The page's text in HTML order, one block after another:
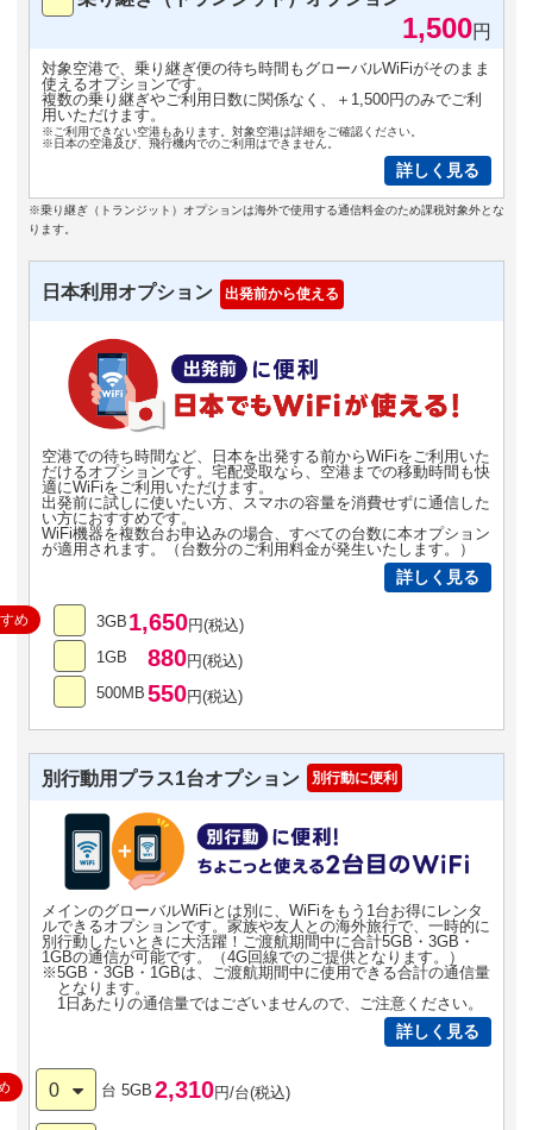
1,500円
対象空港で、乗り継ぎ便の待ち時間もグローバルWiFiがそのまま
使えるオプションです。
複数の乗り継ぎやご利用日数に関係なく、＋1,500円のみでご利
用いただけます。
※ご利用できない空港もあります。対象空港は詳細をご確認ください。
※日本の空港及び、飛行機内でのご利用はできません。
詳しく見る
※乗り継ぎ（トランジット）オプションは海外で使用する通信料金のため課税対象外とな
ります。
日本利用オプション 出発前から使える
空港での待ち時間など、日本を出発する前からWiFiをご利用いた
だけるオプションです。宅配受取なら、空港までの移動時間も快
適にWiFiをご利用いただけます。
出発前に試しに使いたい方、スマホの容量を消費せずに通信した
い方におすすめです。
WiFi機器を複数台お申込みの場合、すべての台数に本オプション
が適用されます。（台数分のご利用料金が発生いたします。）
詳しく見る
3GB 1,650円(税込)
め
1GB 880円(税込)
500MB 550円(税込)
別行動用プラス1台オプション 別行動に便利
メインのグローバルWiFiとは別に、WiFiをもう1台お得にレンタ
ルできるオプションです。家族や友人との海外旅行で、一時的に
別行動したいときに大活躍！ご渡航期間中に合計5GB・3GB・
1GBの通信が可能です。（4G回線でのご提供となります。）
※5GB・3GB・1GBは、ご渡航期間中に使用できる合計の通信量
となります。
1日あたりの通信量ではございませんので、ご注意ください。
詳しく見る
0 台 5GB 2,310円/台(税込)